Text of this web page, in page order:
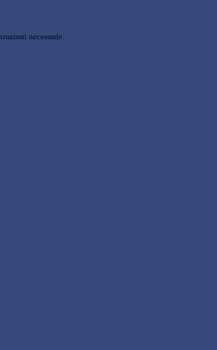
necessarie.